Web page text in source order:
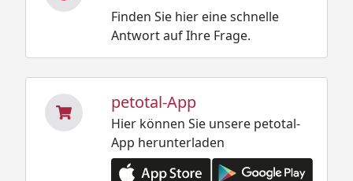
Finden Sie hier eine schnelle
Antwort auf Ihre Frage.
petotal-App
Hier können Sie unsere petotal-
App herunterladen